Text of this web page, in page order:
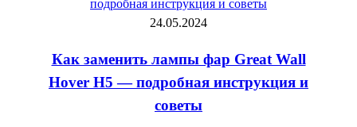
подробная инструкция и советы
24.05.2024
Как заменить лампы фар Great Wall
Hover H5 — подробная инструкция и
советы